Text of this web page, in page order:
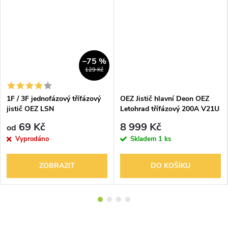
129 Kč
–75 %
1F / 3F jednofázový třífázový
jistič OEZ LSN
od 69 Kč
Vyprodáno
ZOBRAZIT
OEZ Jistič hlavní Deon OEZ
Letohrad třífázový 200A V21U
8 999 Kč
Skladem 1 ks
DO KOŠÍKU